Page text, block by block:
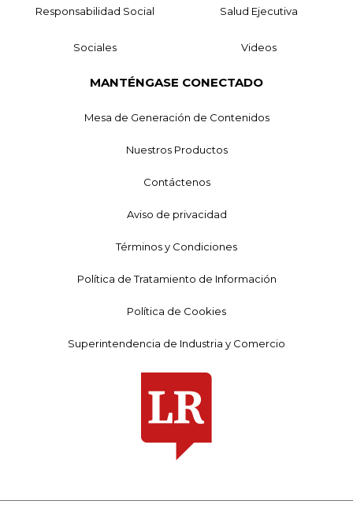
Responsabilidad Social Salud Ejecutiva
Sociales Videos
MANTÉNGASE CONECTADO
Mesa de Generación de Contenidos
Nuestros Productos
Contáctenos
Aviso de privacidad
Términos y Condiciones
Política de Tratamiento de Información
Política de Cookies
Superintendencia de Industria y Comercio